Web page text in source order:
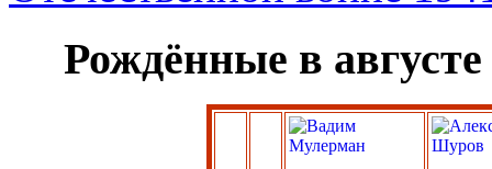
Рождённые в августе